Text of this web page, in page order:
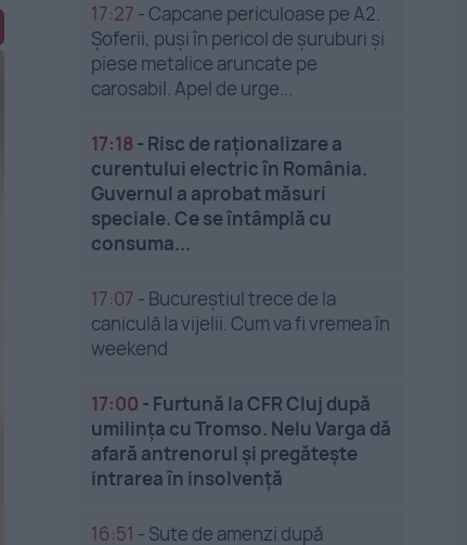
17:27 -Capcane periculoase pe A2.
Șoferii, puși în pericol de șuruburi și
piese metalice aruncate pe
carosabil. Apel de urge...
17:18 - Risc de raționalizare a
curentului electric în România.
Guvernul a aprobat măsuri
speciale. Ce se întâmplă cu
consuma...
17:07 - Bucureștiul trece de la
caniculă la vijelii. Cum va fi vremea în
weekend
17:00 - Furtună la CFR Cluj după
umilința cu Tromso. Nelu Varga dă
afară antrenorul și pregătește
intrarea în insolvență
16:51 - Sute de amenzi după